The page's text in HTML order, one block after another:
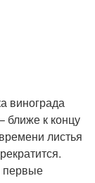
винограда
ближе к концу
листья
первые